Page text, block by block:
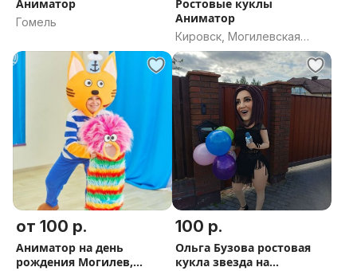
Аниматор
Гомель
Ростовые куклы
Аниматор
Кировск, Могилевская
область
от 100 р.
Аниматор на день
рождения Могилев,
100 р.
Ольга Бузова ростовая
кукла звезда на